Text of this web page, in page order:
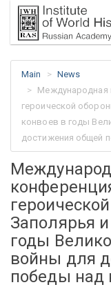
Main
News
Международная
героической
конвоев в годы
достижения общей
Заполярья
годы
войны для
победы над